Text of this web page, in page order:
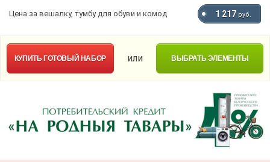
Цена за вешалку, тумбу для обуви и комод 1 217 руб.
КУПИТЬ ГОТОВЫЙ НАБОР или ВЫБРАТЬ ЭЛЕМЕНТЫ